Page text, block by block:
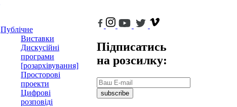
Публічне
Виставки
Дискусійні
програми
[розархівування]
Просторові
проекти
Цифрові
розповіді
Підписатись
на розсилку:
subscribe